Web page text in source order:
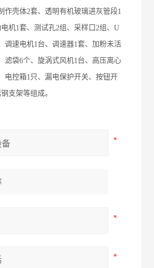
作壳体2套、透明有机玻璃进灰管段1
机1套、测试孔2组、采样口2组、U
调速电机1台、调速器1套、加粉未活
滤袋6个、旋涡式风机1台、高压离心
电控箱1只、漏电保护开关、按钮开
支架等组成。